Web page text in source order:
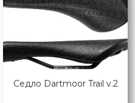
Седло Dartmoor Trail v.2